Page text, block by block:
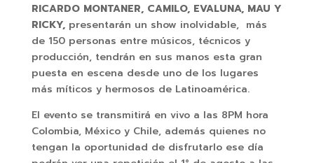
RICARDO MONTANER, CAMILO, EVALUNA, MAU Y
RICKY, presentarán un show inolvidable, más
de 150 personas entre músicos, técnicos y
producción, tendrán en sus manos esta gran
puesta en escena desde uno de los lugares
más míticos y hermosos de Latinoamérica.
El evento se transmitirá en vivo a las 8PM hora
Colombia, México y Chile, además quienes no
tengan la oportunidad de disfrutarlo ese día